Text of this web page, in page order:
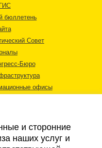
бюллетень
Совет
Бюро
офисы
и сторонние
наших услуг и